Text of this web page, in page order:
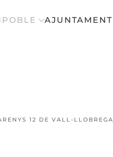
POBLE AJUNTAMENT
12 DE VALL-LLOBREGA